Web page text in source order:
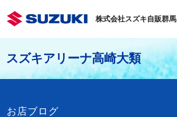
株式会社スズキ自販群馬
スズキアリーナ高崎大類
お店ブログ